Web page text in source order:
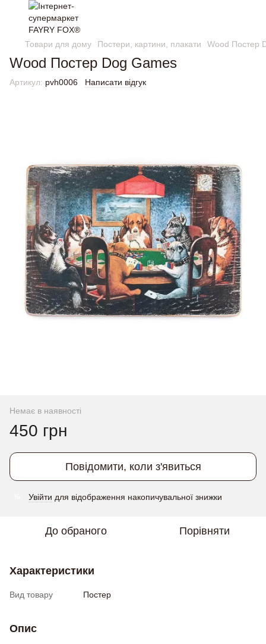
Товари для дому Постери, картини, плакати Wood Постер
Wood Постер Dog Games
Артикул: pvh0006 Написати відгук
Немає в наявності
450 грн
Повідомити, коли з'явиться
Увійти для відображення накопичувальної знижки
До обраного Порівняти
Характеристики
Вид товару Постер
Опис